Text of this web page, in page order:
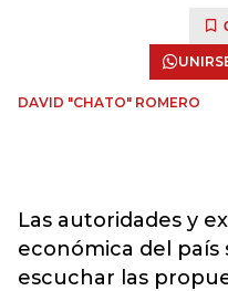
DAVID "CHATO" ROMERO
Las autoridades y
económica del país
escuchar las